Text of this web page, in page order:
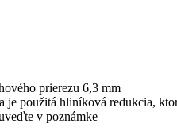
prierezu 6,3 mm
je použitá hliníková redukcia,
v poznámke